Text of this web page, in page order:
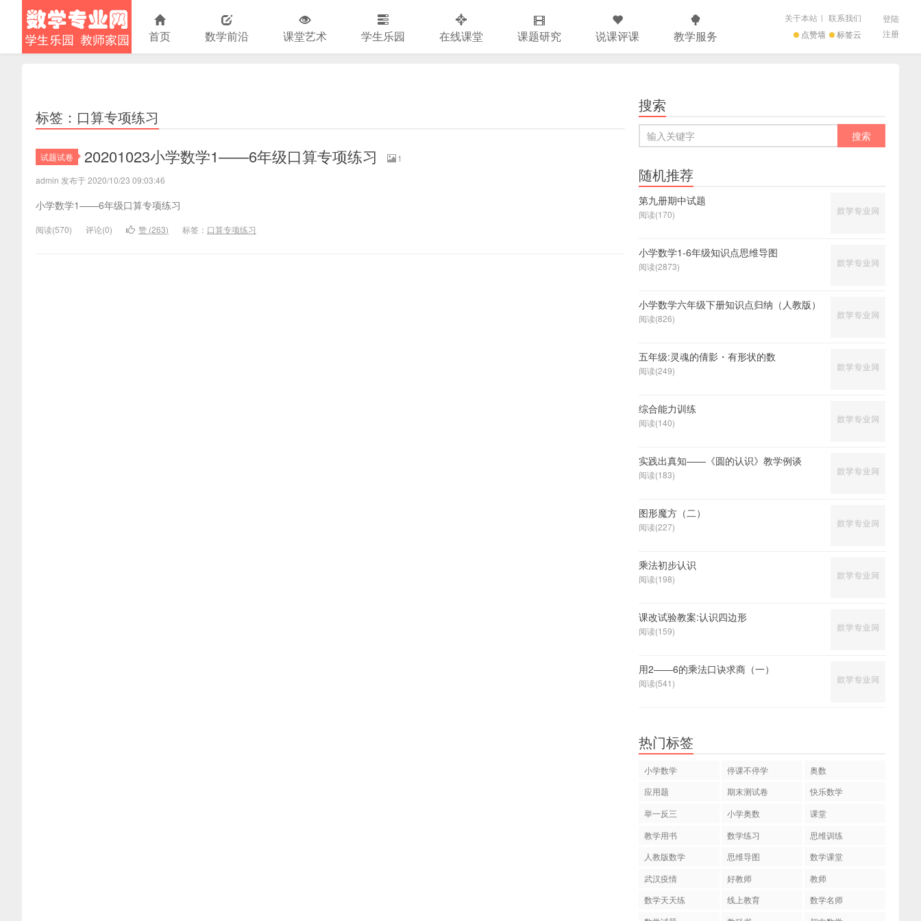
小学数学
首页 数学前沿 课堂艺术 学生乐园 在线课堂 课题研究 说课评课 教学服务 点赞墙 标签云
关于本站 | 联系我们
登陆
注册
标签：口算专项练习
试题试卷 20201023小学数学1——6年级口算专项练习
1
admin 发布于 2020/10/23 09:03:46
小学数学1——6年级口算专项练习
阅读(570) 评论(0) 赞 (263) 标签： 口算专项练习
搜索
随机推荐
第九册期中试题
阅读(170)
小学数学1-6年级知识点思维导图
阅读(2873)
小学数学六年级下册知识点归纳（人教版）
阅读(826)
五年级:灵魂的倩影・有形状的数
阅读(249)
综合能力训练
阅读(140)
实践出真知――《圆的认识》教学例谈
阅读(183)
图形魔方（二）
阅读(227)
乘法初步认识
阅读(198)
课改试验教案:认识四边形
阅读(159)
用2――6的乘法口诀求商（一）
阅读(541)
热门标签
小学数学 停课不停学
奥数
应用题
期末测试卷
快乐数学
举一反三
小学奥数
课堂
教学用书
数学练习
思维训练
人教版数学
思维导图
数学课堂
武汉疫情
好教师
教师
数学天天练
线上教育
数学名师